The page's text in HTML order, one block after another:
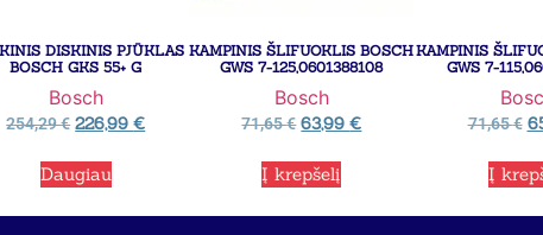
DISKINIS PJŪKLAS
BOSCH GKS 55+ G
Bosch
254,29€ 226,99€
Daugiau
KAMPINIS ŠLIFUOKLIS BOSCH
GWS 7-125,0601388108
Bosch
71,65€ 63,99€
Į krepšelį
KAMPINIS
GWS 7-
71,65€
Į